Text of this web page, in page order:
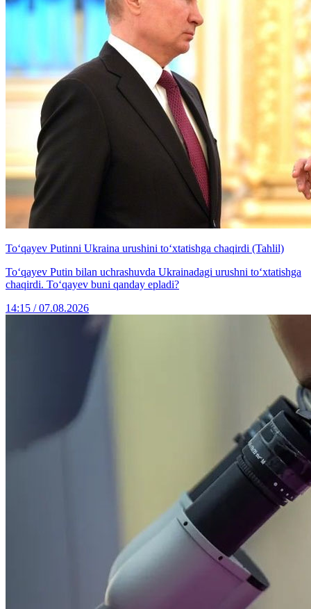
To‘qayev Putinni Ukraina urushini to‘xtatishga chaqirdi (Tahlil)
To‘qayev Putin bilan uchrashuvda Ukrainadagi urushni to‘xtatishga
chaqirdi. To‘qayev buni qanday epladi?
14:15 / 07.08.2026